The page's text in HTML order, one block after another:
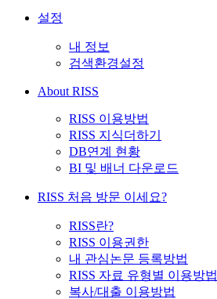
설정
내 정보
검색환경설정
About RISS
RISS 이용방법
RISS 지식더하기
DB연계 현황
BI 및 배너 다운로드
RISS 처음 방문 이세요?
RISS란?
RISS 이용권한
내 관심논문 등록방법
RISS 자료 유형별 이용방법
복사/대출 이용방법